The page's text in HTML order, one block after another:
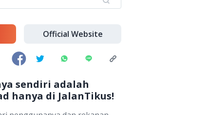
sendiri adalah
hanya di JalanTikus!
Official Website